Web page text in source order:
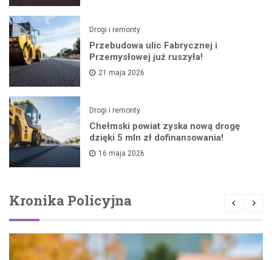
Drogi i remonty
Przebudowa ulic Fabrycznej i
Przemysłowej już ruszyła!
21 maja 2026
Drogi i remonty
Chełmski powiat zyska nową drogę
dzięki 5 mln zł dofinansowania!
16 maja 2026
Kronika Policyjna